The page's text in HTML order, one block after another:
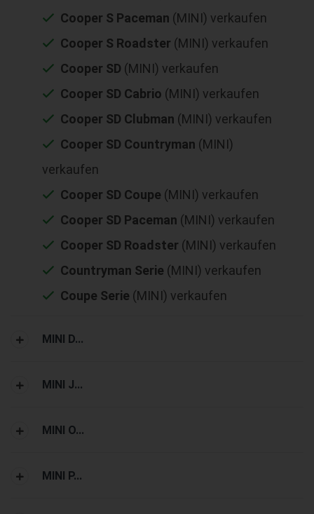
Cooper S Paceman (MINI) verkaufen
Cooper S Roadster (MINI) verkaufen
Cooper SD (MINI) verkaufen
Cooper SD Cabrio (MINI) verkaufen
Cooper SD Clubman (MINI) verkaufen
Cooper SD Countryman (MINI)
verkaufen
Cooper SD Coupe (MINI) verkaufen
Cooper SD Paceman (MINI) verkaufen
Cooper SD Roadster (MINI) verkaufen
Countryman Serie (MINI) verkaufen
Coupe Serie (MINI) verkaufen
MINI D...
MINI J...
MINI O...
MINI P...